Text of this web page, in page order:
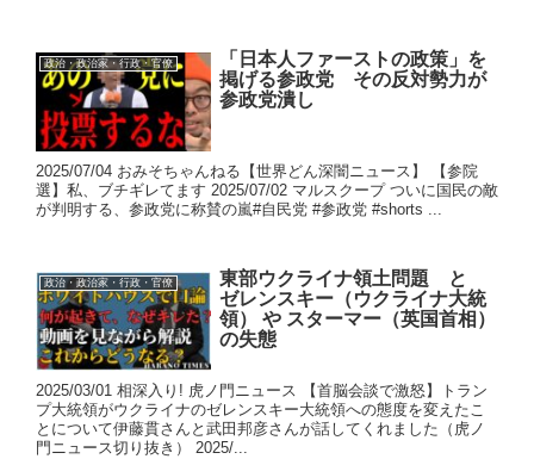
政治・政治家・行政・官僚
「日本人ファーストの政策」を
掲げる参政党 その反対勢力が
参政党潰し
2025/07/04 おみそちゃんねる【世界どん深闇ニュース】 【参院
選】私、ブチギレてます 2025/07/02 マルスクープ ついに国民の敵
が判明する、参政党に称賛の嵐#自民党 #参政党 #shorts ...
政治・政治家・行政・官僚
東部ウクライナ領土問題 と
ゼレンスキー（ウクライナ大統
領） や スターマー（英国首相）
の失態
2025/03/01 相深入り! 虎ノ門ニュース 【首脳会談で激怒】トラン
プ大統領がウクライナのゼレンスキー大統領への態度を変えたこ
とについて伊藤貫さんと武田邦彦さんが話してくれました（虎ノ
門ニュース切り抜き） 2025/...